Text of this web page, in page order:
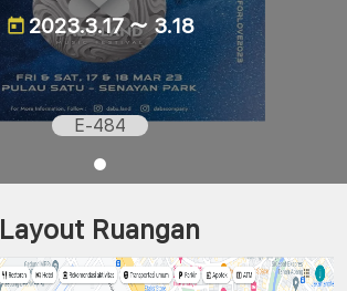
2023.3.17 ～ 3.18
E-484
Layout Ruangan